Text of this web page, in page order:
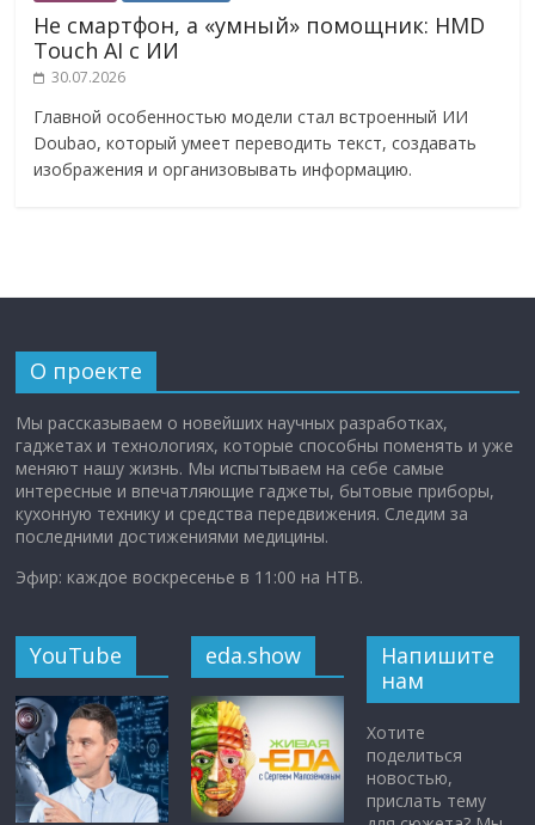
Не смартфон, а «умный» помощник: HMD
Touch AI с ИИ
30.07.2026
Главной особенностью модели стал встроенный ИИ
Doubao, который умеет переводить текст, создавать
изображения и организовывать информацию.
О проекте
Мы рассказываем о новейших научных разработках,
гаджетах и технологиях, которые способны поменять и уже
меняют нашу жизнь. Мы испытываем на себе самые
интересные и впечатляющие гаджеты, бытовые приборы,
кухонную технику и средства передвижения. Следим за
последними достижениями медицины.
Эфир: каждое воскресенье в 11:00 на НТВ.
YouTube eda.show
Напишите
нам
Хотите
поделиться
новостью,
прислать тему